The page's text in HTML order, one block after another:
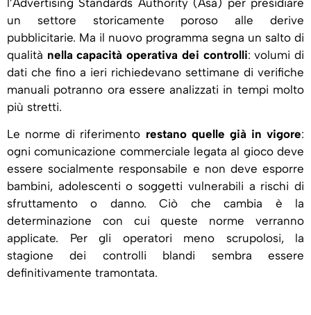
un settore storicamente poroso alle derive
pubblicitarie. Ma il nuovo programma segna un salto di
qualità nella capacità operativa dei controlli: volumi di
dati che fino a ieri richiedevano settimane di verifiche
manuali potranno ora essere analizzati in tempi molto
più stretti.
Le norme di riferimento restano quelle già in vigore:
ogni comunicazione commerciale legata al gioco deve
essere socialmente responsabile e non deve esporre
bambini, adolescenti o soggetti vulnerabili a rischi di
sfruttamento o danno. Ciò che cambia è la
determinazione con cui queste norme verranno
applicate. Per gli operatori meno scrupolosi, la
stagione dei controlli blandi sembra essere
definitivamente tramontata.